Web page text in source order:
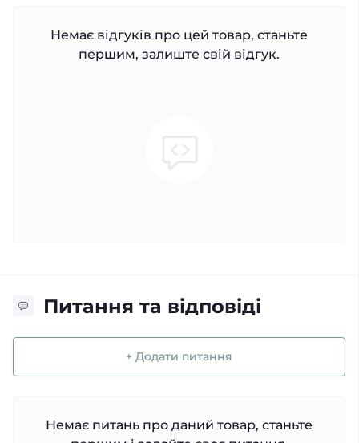
Немає відгуків про цей товар, станьте
першим, залиште свій відгук.
Питання та відповіді
+ Додати питання
Немає питань про даний товар, станьте